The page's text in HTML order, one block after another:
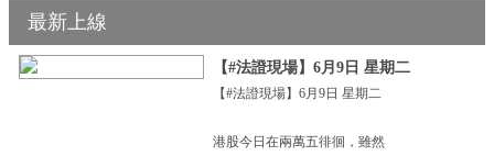
最新上線
【#法證現場】6月9日 星期二
【#法證現場】6月9日 星期二
港股今日在兩萬五徘徊，雖然